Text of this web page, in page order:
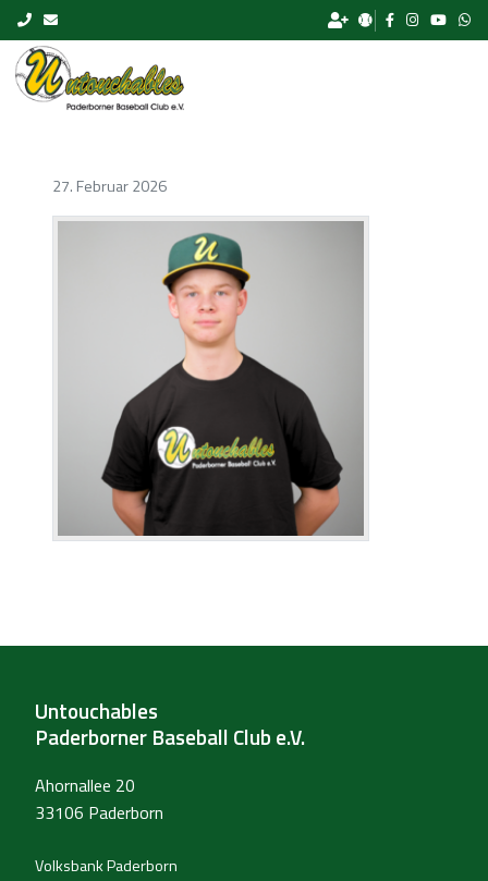
Skip to content
27. Februar 2026
Untouchables
Paderborner Baseball Club e.V.
Ahornallee 20
33106 Paderborn
Volksbank Paderborn